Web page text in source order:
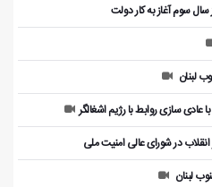
سال سوم آغاز به کار دولت
لبنان
عادی سازی روابط با رژیم اشغالگر
در شورای عالی امنیت ملی
لبنان